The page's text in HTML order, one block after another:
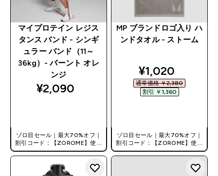
マイプロテイン レジス
タンス バンド - シンギ
ュラー バンド（11～
36kg）- バーント オレ
ンジ
¥2,090‎
ゾロ目セール｜最大70%オフ｜
割引コード：【ZOROME】使用
で追加10%オフ！
MP ブランドロゴ入り ハ
ンドタオル - ストーム
discounted
¥1,020‎
通常価格 ￥2,380‎
割引 ￥1,360‎
ゾロ目セール｜最大70%オフ｜
割引コード：【ZOROME】使用
で追加10%オフ！